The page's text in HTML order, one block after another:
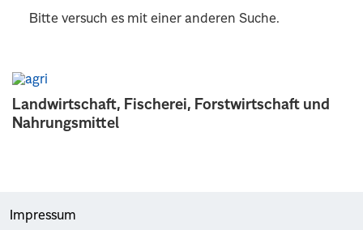
Landwirtschaft, Fischerei, Forstwirtschaft und
Nahrungsmittel
Bitte versuch es mit einer anderen Suche.
Impressum